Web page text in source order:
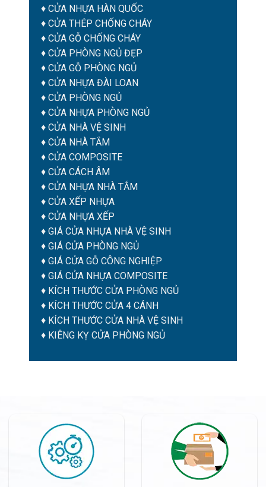
♦ CỬA NHỰA HÀN QUỐC
♦ CỬA THÉP CHỐNG CHÁY
♦ CỬA GỖ CHỐNG CHÁY
♦ CỬA PHÒNG NGỦ ĐẸP
♦ CỬA GỖ PHÒNG NGỦ
♦ CỬA NHỰA ĐÀI LOAN
♦ CỬA PHÒNG NGỦ
♦ CỬA NHỰA PHÒNG NGỦ
♦ CỬA NHÀ VỆ SINH
♦ CỬA NHÀ TẮM
♦ CỬA COMPOSITE
♦ CỬA CÁCH ÂM
♦ CỬA NHỰA NHÀ TẮM
♦ CỬA XẾP NHỰA
♦ CỬA NHỰA XẾP
♦ GIÁ CỬA NHỰA NHÀ VỆ SINH
♦ GIÁ CỬA PHÒNG NGỦ
♦ GIÁ CỬA GỖ CÔNG NGHIỆP
♦ GIÁ CỬA NHỰA COMPOSITE
♦ KÍCH THƯỚC CỬA PHÒNG NGỦ
♦ KÍCH THƯỚC CỬA 4 CÁNH
♦ KÍCH THƯỚC CỬA NHÀ VỆ SINH
♦ KIÊNG KỴ CỬA PHÒNG NGỦ